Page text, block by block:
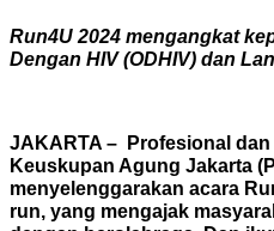
Run4U 2024 mengangkat
Dengan HIV (ODHIV) dan
JAKARTA – Profesional
Keuskupan Agung Jakarta
menyelenggarakan acara
run, yang mengajak